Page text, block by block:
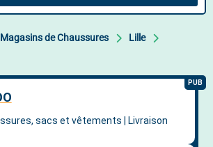
Magasins de Chaussures
Lille